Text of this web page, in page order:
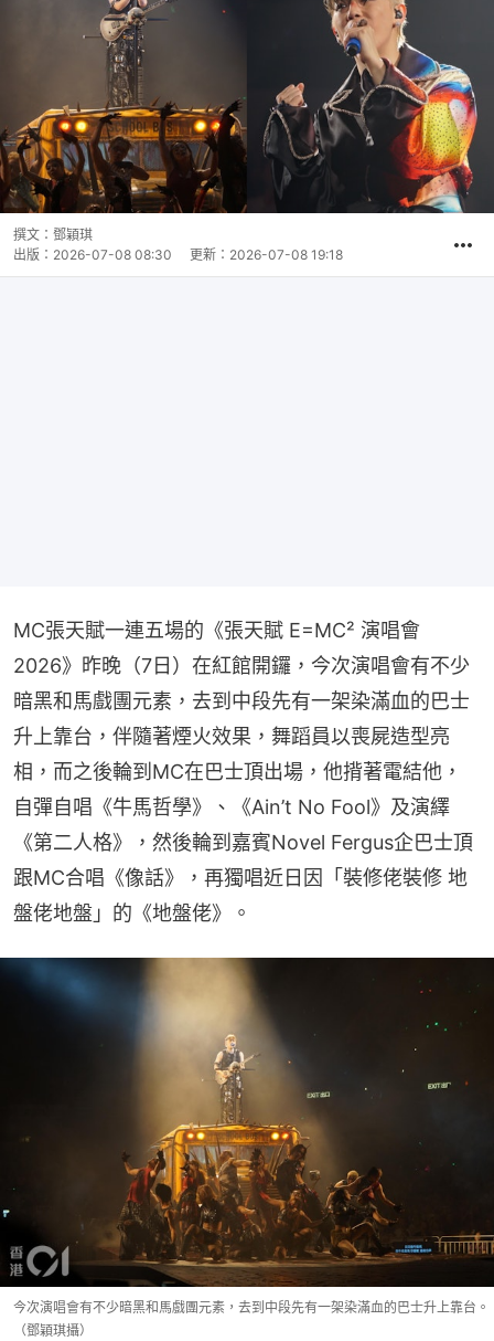
撰文： 鄧穎琪
出版： 2026-07-08 08:30 更新： 2026-07-08 19:18
MC張天賦一連五場的《張天賦 E=MC² 演唱會
2026》昨晚（7日）在紅館開鑼，今次演唱會有不少
暗黑和馬戲團元素，去到中段先有一架染滿血的巴士
升上靠台，伴隨著煙火效果，舞蹈員以喪屍造型亮
相，而之後輪到MC在巴士頂出場，他揹著電結他，
自彈自唱《牛馬哲學》、《Ain’t No Fool》及演繹
《第二人格》，然後輪到嘉賓Novel Fergus企巴士頂
跟MC合唱《像話》，再獨唱近日因「裝修佬裝修 地
盤佬地盤」的《地盤佬》。
今次演唱會有不少暗黑和馬戲團元素，去到中段先有一架染滿血的巴士升上靠台。
（鄧穎琪攝）